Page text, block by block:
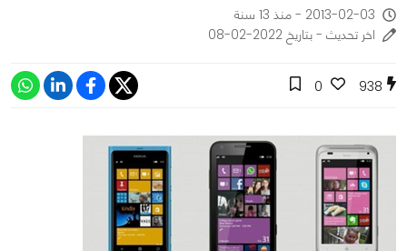
2013-02-03 - منذ 13 سنة
اخر تحديث - بتاريخ 2022-02-08
938
0